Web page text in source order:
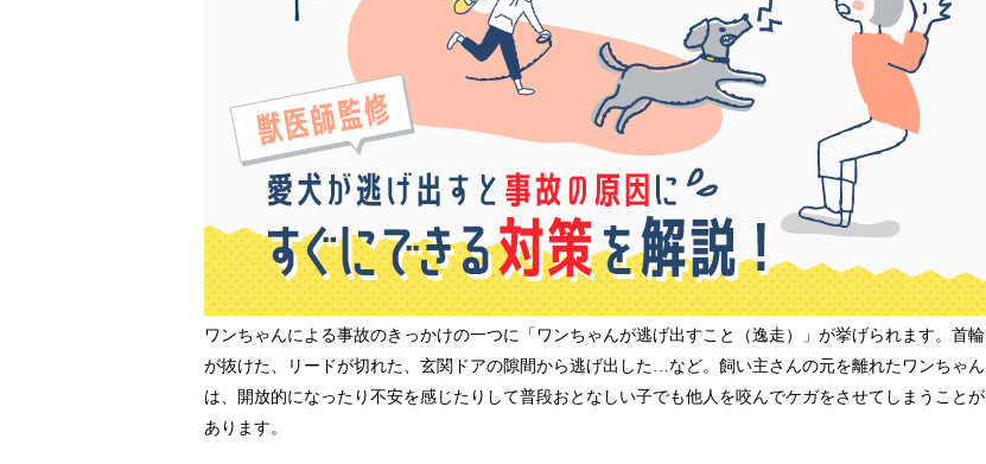
ワンちゃんによる事故のきっかけの一つに「ワンちゃんが逃げ出すこと（逸走）」が挙げられます。首輪
が抜けた、リードが切れた、玄関ドアの隙間から逃げ出した…など。飼い主さんの元を離れたワンちゃん
は、開放的になったり不安を感じたりして普段おとなしい子でも他人を咬んでケガをさせてしまうことが
あります。